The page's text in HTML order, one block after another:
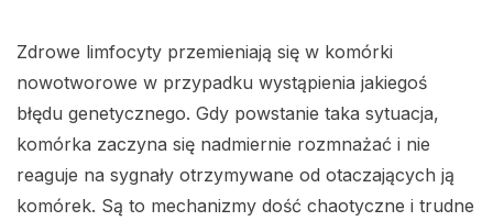
Zdrowe limfocyty przemieniają się w komórki
nowotworowe w przypadku wystąpienia jakiegoś
błędu genetycznego. Gdy powstanie taka sytuacja,
komórka zaczyna się nadmiernie rozmnażać i nie
reaguje na sygnały otrzymywane od otaczających ją
komórek. Są to mechanizmy dość chaotyczne i trudne